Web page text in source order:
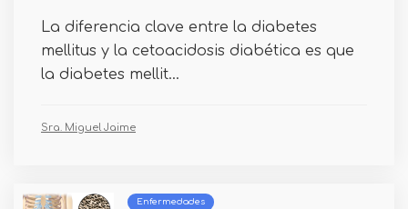
La diferencia clave entre la diabetes
mellitus y la cetoacidosis diabética es que
la diabetes mellit...
Sra. Miguel Jaime
Enfermedades